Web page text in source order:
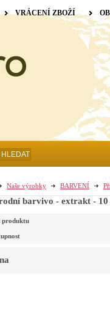
Naše výrobky BARVENÍ
barvivo - extrakt -
produktu
VRÁCENÍ ZBOŽÍ
HLEDAT